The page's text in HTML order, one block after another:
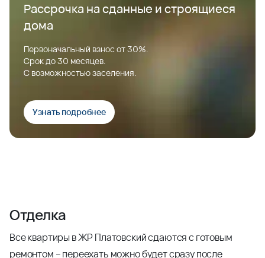
Рассрочка на сданные и строящиеся
дома
Первоначальный взнос от 30%.
Срок до 30 месяцев.
С возможностью заселения.
Узнать подробнее
Отделка
Все квартиры в ЖР Платовский сдаются с готовым
ремонтом – переехать можно будет сразу после